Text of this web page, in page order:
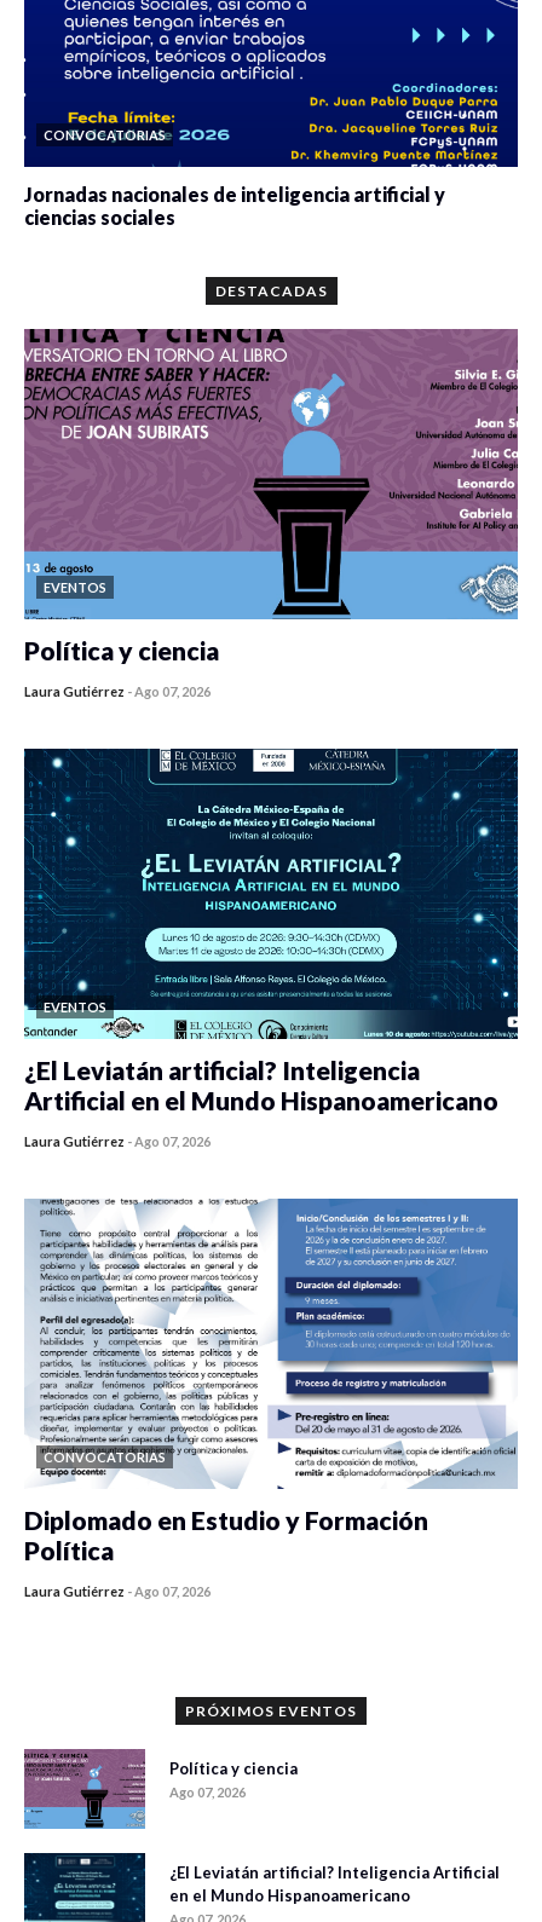
CONVOCATORIAS
Jornadas nacionales de inteligencia artificial y
ciencias sociales
DESTACADAS
EVENTOS
Política y ciencia
Laura Gutiérrez -Ago 07, 2026
EVENTOS
¿El Leviatán artificial? Inteligencia
Artificial en el Mundo Hispanoamericano
Laura Gutiérrez -Ago 07, 2026
CONVOCATORIAS
Diplomado en Estudio y Formación
Política
Laura Gutiérrez -Ago 07, 2026
PRÓXIMOS EVENTOS
Política y ciencia
Ago 07, 2026
¿El Leviatán artificial? Inteligencia Artificial
en el Mundo Hispanoamericano
Ago 07, 2026